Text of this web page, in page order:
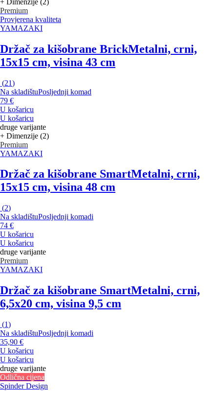
Premium
Provjerena kvaliteta
YAMAZAKI
Držač za kišobrane BrickMetalni, crni,
15x15 cm, visina 43 cm
(21)
Na skladištuPosljednji komad
79 €
U košaricu
U košaricu
druge varijante
+ Dimenzije (2)
Premium
YAMAZAKI
Držač za kišobrane SmartMetalni, crni,
15x15 cm, visina 48 cm
(2)
Na skladištuPosljednji komadi
74 €
U košaricu
U košaricu
druge varijante
Premium
YAMAZAKI
Držač za kišobrane SmartMetalni, crni,
6,5x20 cm, visina 9,5 cm
(1)
Na skladištuPosljednji komadi
35,90 €
U košaricu
U košaricu
druge varijante
Odlična cijena
Spinder Design